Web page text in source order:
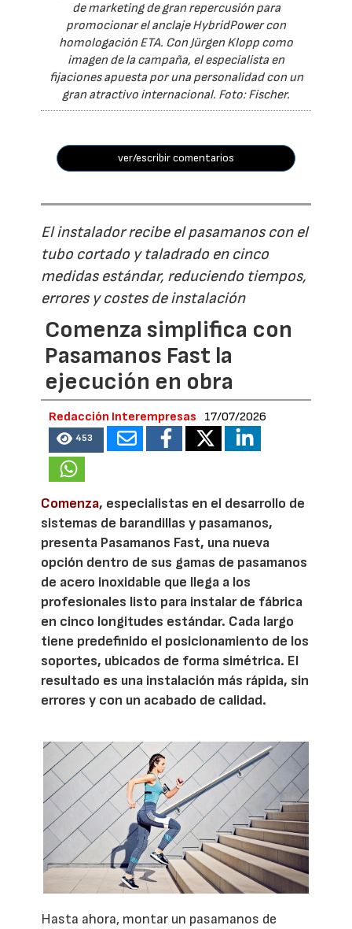
de marketing de gran repercusión para
promocionar el anclaje HybridPower con
homologación ETA. Con Jürgen Klopp como
imagen de la campaña, el especialista en
fijaciones apuesta por una personalidad con un
gran atractivo internacional. Foto: Fischer.
ver/escribir comentarios
El instalador recibe el pasamanos con el
tubo cortado y taladrado en cinco
medidas estándar, reduciendo tiempos,
errores y costes de instalación
Comenza simplifica con
Pasamanos Fast la
ejecución en obra
Redacción Interempresas 17/07/2026
453
Comenza, especialistas en el desarrollo de
sistemas de barandillas y pasamanos,
presenta Pasamanos Fast, una nueva
opción dentro de sus gamas de pasamanos
de acero inoxidable que llega a los
profesionales listo para instalar de fábrica
en cinco longitudes estándar. Cada largo
tiene predefinido el posicionamiento de los
soportes, ubicados de forma simétrica. El
resultado es una instalación más rápida, sin
errores y con un acabado de calidad.
Hasta ahora, montar un pasamanos de